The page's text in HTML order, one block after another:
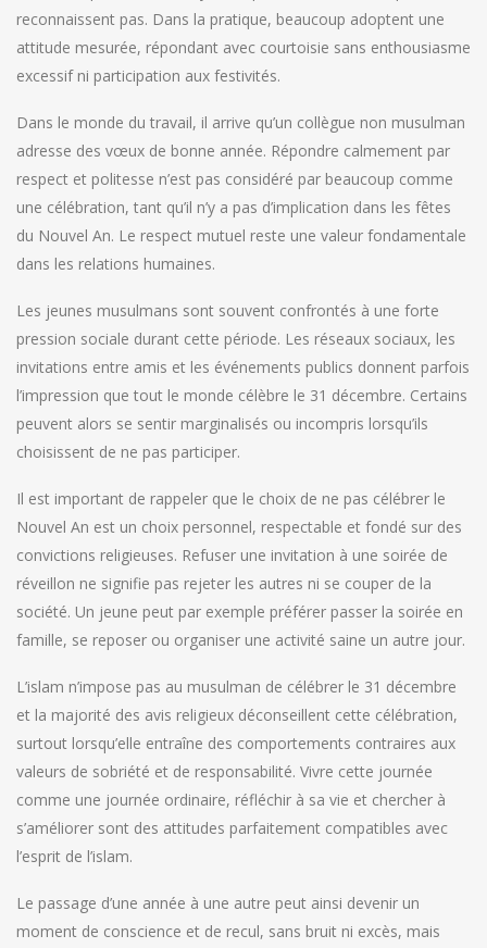
reconnaissent pas. Dans la pratique, beaucoup adoptent une
attitude mesurée, répondant avec courtoisie sans enthousiasme
excessif ni participation aux festivités.
Dans le monde du travail, il arrive qu’un collègue non musulman
adresse des vœux de bonne année. Répondre calmement par
respect et politesse n’est pas considéré par beaucoup comme
une célébration, tant qu’il n’y a pas d’implication dans les fêtes
du Nouvel An. Le respect mutuel reste une valeur fondamentale
dans les relations humaines.
Les jeunes musulmans sont souvent confrontés à une forte
pression sociale durant cette période. Les réseaux sociaux, les
invitations entre amis et les événements publics donnent parfois
l’impression que tout le monde célèbre le 31 décembre. Certains
peuvent alors se sentir marginalisés ou incompris lorsqu’ils
choisissent de ne pas participer.
Il est important de rappeler que le choix de ne pas célébrer le
Nouvel An est un choix personnel, respectable et fondé sur des
convictions religieuses. Refuser une invitation à une soirée de
réveillon ne signifie pas rejeter les autres ni se couper de la
société. Un jeune peut par exemple préférer passer la soirée en
famille, se reposer ou organiser une activité saine un autre jour.
L’islam n’impose pas au musulman de célébrer le 31 décembre
et la majorité des avis religieux déconseillent cette célébration,
surtout lorsqu’elle entraîne des comportements contraires aux
valeurs de sobriété et de responsabilité. Vivre cette journée
comme une journée ordinaire, réfléchir à sa vie et chercher à
s’améliorer sont des attitudes parfaitement compatibles avec
l’esprit de l’islam.
Le passage d’une année à une autre peut ainsi devenir un
moment de conscience et de recul, sans bruit ni excès, mais